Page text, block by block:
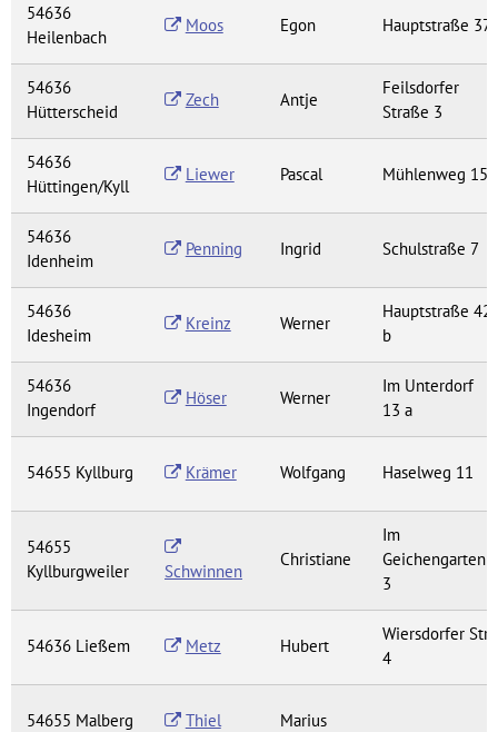
54636
Heilenbach
Moos Egon Hauptstraße 37
54636
Hütterscheid
Zech Antje
Feilsdorfer
Straße 3
54636
Hüttingen/Kyll
Liewer Pascal Mühlenweg 15
54636
Idenheim
Penning Ingrid Schulstraße 7
54636
Idesheim
Kreinz Werner
Hauptstraße 42
b
54636
Ingendorf
Höser Werner
Im Unterdorf
13 a
54655 Kyllburg Krämer Wolfgang Haselweg 11
54655
Kyllburgweiler
Schwinnen
Christiane
Im
Geichengarten
3
54636 Ließem Metz Hubert
Wiersdorfer Str.
4
54655 Malberg Thiel Marius